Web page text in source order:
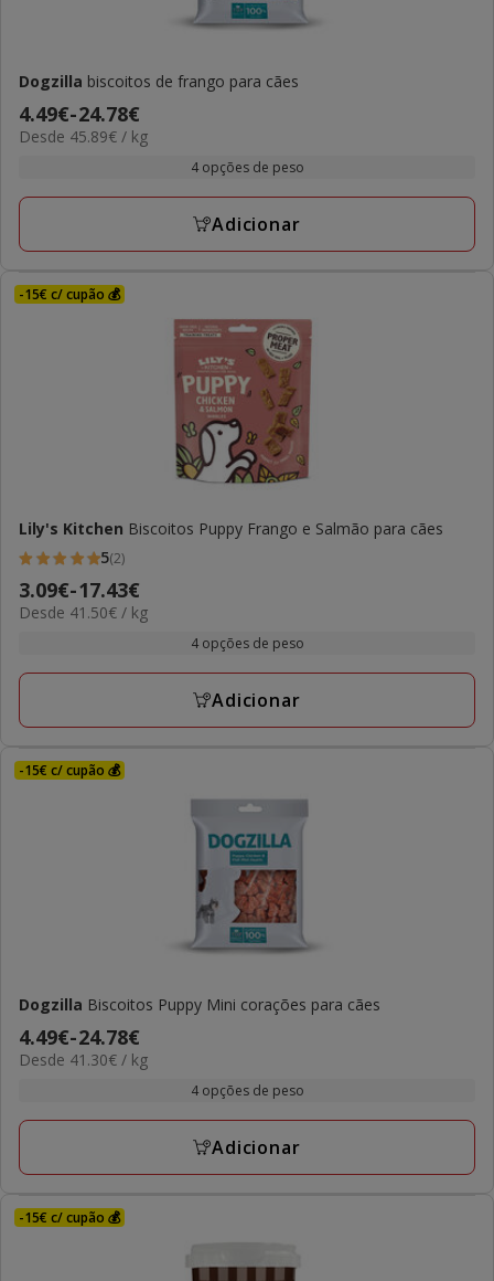
Dogzilla biscoitos de frango para cães
Preço
de
a
4.49€-24.78€
45.89€
Desde 45.89€ / kg
4 opções de peso
Adicionar
-15€ c/ cupão 💰
Lily's Kitchen Biscoitos Puppy Frango e Salmão para cães
5
estrelas
com
avaliações
5(2)
Preço
de
a
3.09€-17.43€
41.50€
Desde 41.50€ / kg
4 opções de peso
Adicionar
-15€ c/ cupão 💰
Dogzilla Biscoitos Puppy Mini corações para cães
Preço
de
a
4.49€-24.78€
41.30€
Desde 41.30€ / kg
4 opções de peso
Adicionar
-15€ c/ cupão 💰